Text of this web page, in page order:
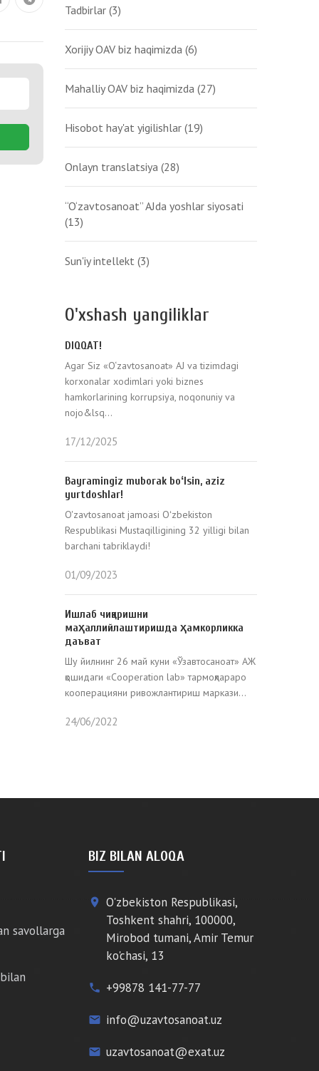
Tadbirlar (3)
Xorijiy OAV biz haqimizda (6)
Mahalliy OAV biz haqimizda (27)
Hisobot hay'at yigilishlar (19)
Onlayn translatsiya (28)
“O‘zavtosanoat” AJda yoshlar siyosati
(13)
Sun'iy intellekt (3)
O'xshash yangiliklar
DIQQAT!
Agar Siz «O‘zavtosanoat» AJ va tizimdagi
korxonalar xodimlari yoki biznes
hamkorlarining korrupsiya, noqonuniy va
nojo&lsq...
17/12/2025
Bayramingiz muborak boʻlsin, aziz
yurtdoshlar!
O'zavtosanoat jamoasi Oʻzbekiston
Respublikasi Mustaqilligining 32 yilligi bilan
barchani tabriklaydi!
01/09/2023
Ишлаб чиқаришни
маҳаллийлаштиришда ҳамкорликка
даъват
Шу йилнинг 26 май куни «Ўзавтосаноат» АЖ
қошидаги «Cooperation lab» тармоқлараро
кооперацияни ривожлантириш маркази...
24/06/2022
savollarga
BIZ BILAN ALOQA
place O'zbekiston Respublikasi,
Toshkent shahri, 100000,
Mirobod tumani, Amir Temur
ko'chasi, 13
phone +99878 141-77-77
email info@uzavtosanoat.uz
email uzavtosanoat@exat.uz